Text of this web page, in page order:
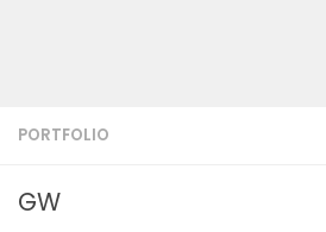
PORTFOLIO
GW